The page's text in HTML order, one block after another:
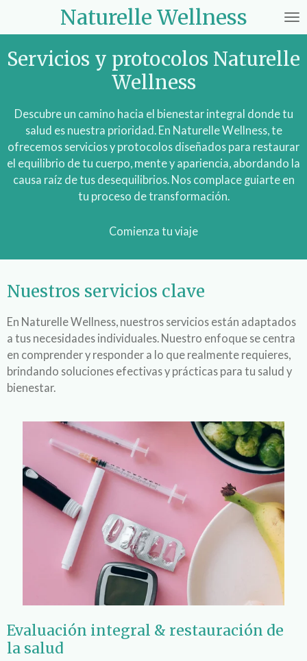
contenido
principal
Naturelle Wellness
Servicios y protocolos Naturelle
Wellness
Descubre un camino hacia el bienestar integral donde tu
salud es nuestra prioridad. En Naturelle Wellness, te
ofrecemos servicios y protocolos diseñados para restaurar
el equilibrio de tu cuerpo, mente y apariencia, abordando la
causa raíz de tus desequilibrios. Nos complace guiarte en
tu proceso de transformación.
Comienza tu viaje
Nuestros servicios clave
En Naturelle Wellness, nuestros servicios están adaptados
a tus necesidades individuales. Nuestro enfoque se centra
en comprender y responder a lo que realmente requieres,
brindando soluciones efectivas y prácticas para tu salud y
bienestar.
Evaluación integral & restauración de
la salud